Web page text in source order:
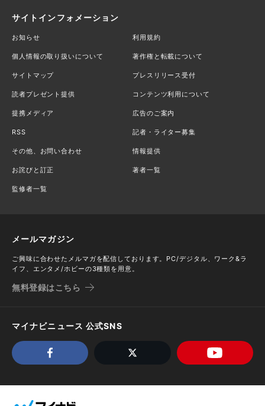
サイトインフォメーション
お知らせ 利用規約
個人情報の取り扱いについて 著作権と転載について
サイトマップ プレスリリース受付
読者プレゼント提供 コンテンツ利用について
提携メディア 広告のご案内
RSS 記者・ライター募集
その他、お問い合わせ 情報提供
お詫びと訂正 著者一覧
監修者一覧
メールマガジン
ご興味に合わせたメルマガを配信しております。PC/デジタル、ワーク&ラ
イフ、エンタメ/ホビーの3種類を用意。
無料登録はこちら
マイナビニュース 公式SNS